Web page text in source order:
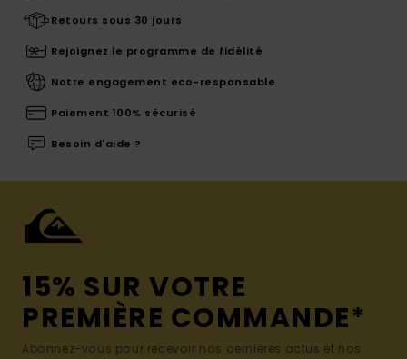
Retours sous 30 jours
Rejoignez le programme de fidélité
Notre engagement eco-responsable
Paiement 100% sécurisé
Besoin d'aide ?
15% SUR VOTRE
PREMIÈRE COMMANDE*
Abonnez-vous pour recevoir nos dernières actus et nos